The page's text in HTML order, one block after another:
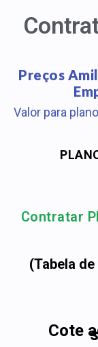
Preços
Valor para
Contratar
(Tabela
Cote